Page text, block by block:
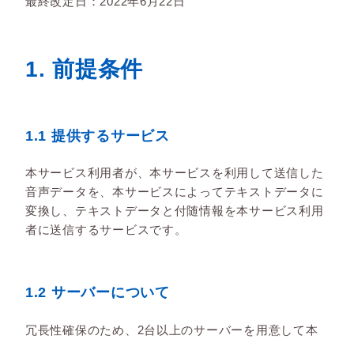
1. 前提条件
1.1 提供するサービス
本サービス利用者が、本サービスを利用して送信した
音声データを、本サービスによってテキストデータに
変換し、テキストデータと付随情報を本サービス利用
者に送信するサービスです。
1.2 サーバーについて
冗長性確保のため、2台以上のサーバーを用意して本